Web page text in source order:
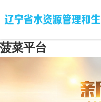
菠菜平台